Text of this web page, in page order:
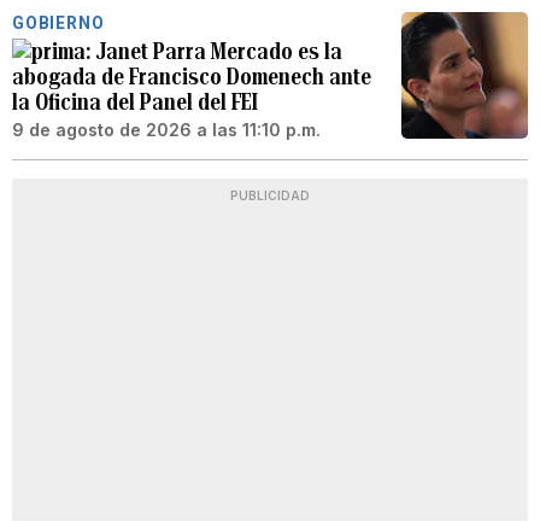
GOBIERNO
Janet Parra Mercado es la
abogada de Francisco Domenech ante
la Oficina del Panel del FEI
9 de agosto de 2026 a las 11:10 p.m.
PUBLICIDAD